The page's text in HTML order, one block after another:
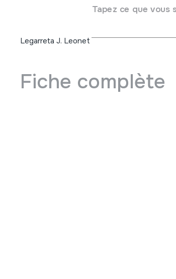
Tapez ce que vous
Legarreta J. Leonet
Fiche complète